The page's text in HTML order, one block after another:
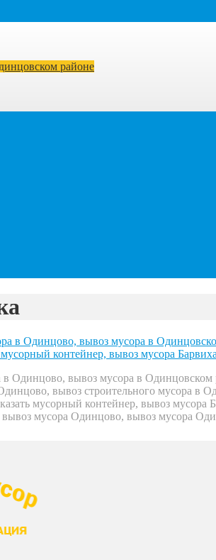
районе
в Одинцово, вывоз мусора в Одинцовском
вывоз строительного мусора в
мусорный контейнер, вывоз мусора
мусора Одинцово, вывоз мусора